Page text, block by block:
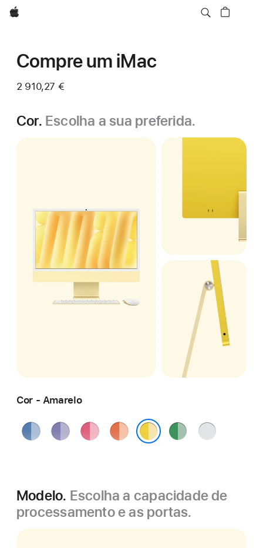
Apple
Compre um iMac
2 910,27 €
Cor. Escolha a sua preferida.
Cor - Amarelo
Azul Roxo Rosa Laranja Verde Prateado
Modelo. Escolha a capacidade de
processamento e as portas.